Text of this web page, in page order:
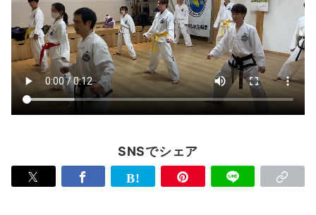
SNSでシェア